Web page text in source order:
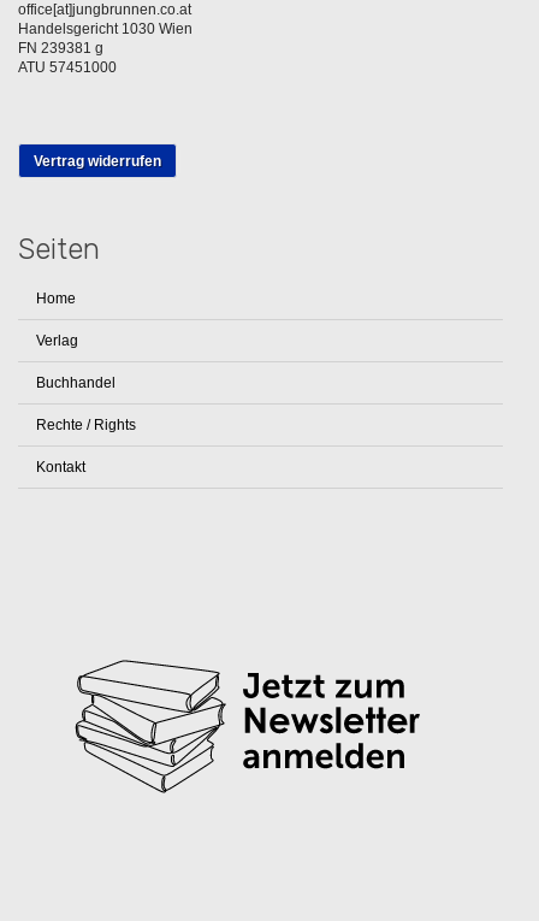
office[at]jungbrunnen.co.at
Handelsgericht 1030 Wien
FN 239381 g
ATU 57451000
Vertrag widerrufen
Seiten
Home
Verlag
Buchhandel
Rechte / Rights
Kontakt